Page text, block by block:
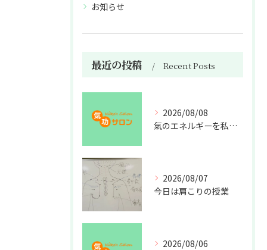
お知らせ
最近の投稿 Recent Posts
2026/08/08
氣のエネルギーを私利私欲のために使うな
2026/08/07
今日は肩こりの授業
2026/08/06